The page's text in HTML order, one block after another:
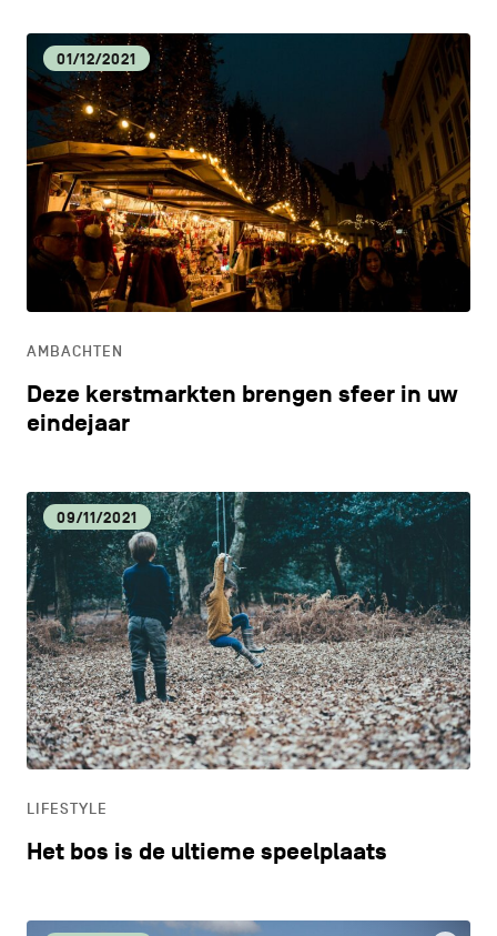
01/12/2021
AMBACHTEN
Deze kerstmarkten brengen sfeer in uw
eindejaar
09/11/2021
LIFESTYLE
Het bos is de ultieme speelplaats